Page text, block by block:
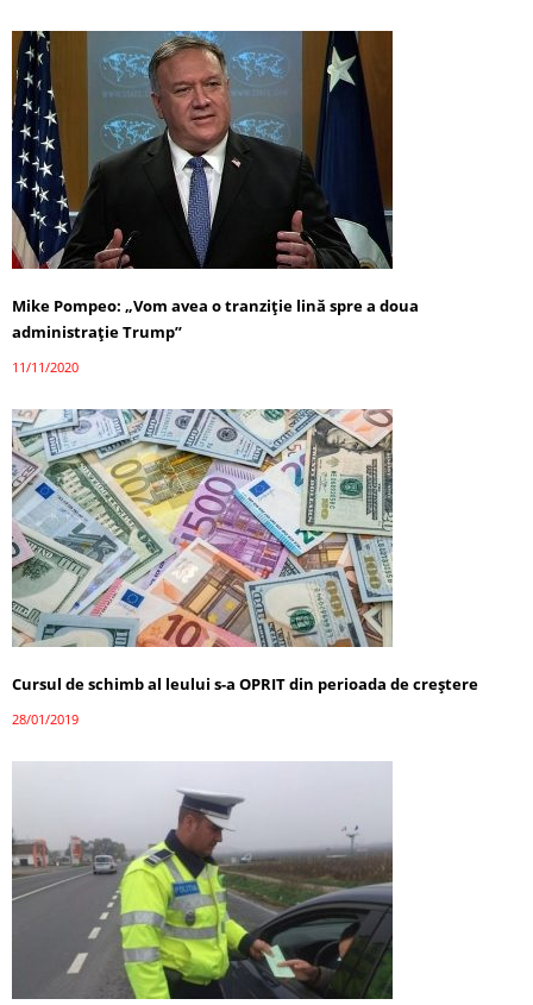
Mike Pompeo: „Vom avea o tranziție lină spre a doua
administrație Trump”
11/11/2020
Cursul de schimb al leului s-a OPRIT din perioada de creştere
28/01/2019